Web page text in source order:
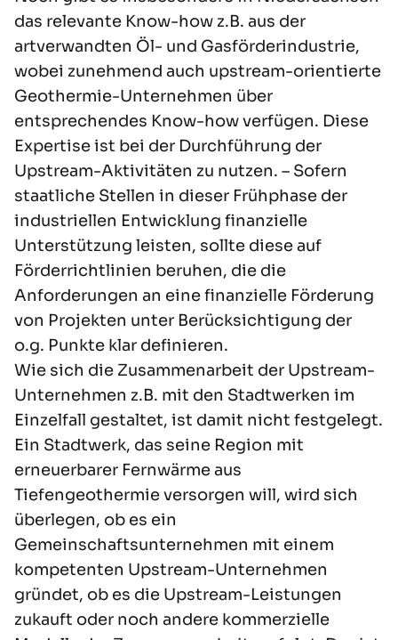
das relevante Know-how z.B. aus der
artverwandten Öl- und Gasförderindustrie,
wobei zunehmend auch upstream-orientierte
Geothermie-Unternehmen über
entsprechendes Know-how verfügen. Diese
Expertise ist bei der Durchführung der
Upstream-Aktivitäten zu nutzen. – Sofern
staatliche Stellen in dieser Frühphase der
industriellen Entwicklung finanzielle
Unterstützung leisten, sollte diese auf
Förderrichtlinien beruhen, die die
Anforderungen an eine finanzielle Förderung
von Projekten unter Berücksichtigung der
o.g. Punkte klar definieren.
Wie sich die Zusammenarbeit der Upstream-
Unternehmen z.B. mit den Stadtwerken im
Einzelfall gestaltet, ist damit nicht festgelegt.
Ein Stadtwerk, das seine Region mit
erneuerbarer Fernwärme aus
Tiefengeothermie versorgen will, wird sich
überlegen, ob es ein
Gemeinschaftsunternehmen mit einem
kompetenten Upstream-Unternehmen
gründet, ob es die Upstream-Leistungen
zukauft oder noch andere kommerzielle